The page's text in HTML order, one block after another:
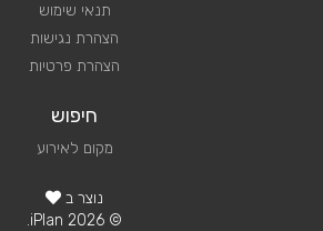
תנאי שימוש
הצהרת נגישות
הצהרת פרטיות
חיפוש
מקום לאירוע
נוצר ב
© 2026 iPlan.